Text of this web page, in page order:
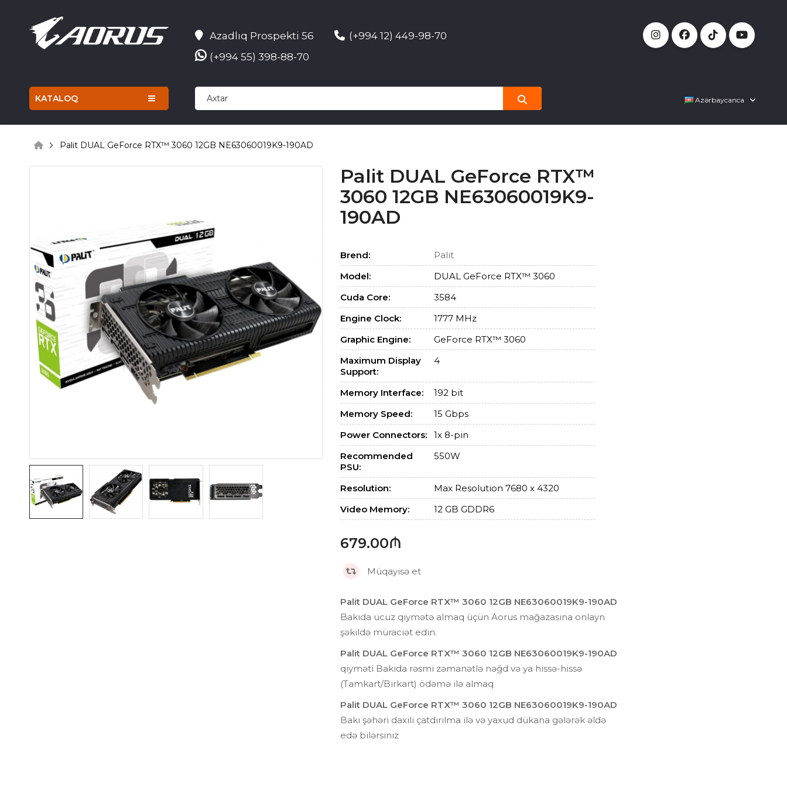
Azadlıq Prospekti 56
(+994 12) 449-98-70
(+994 55) 398-88-70
KATALOQ Azərbaycanca
Palit DUAL GeForce RTX™ 3060 12GB NE63060019K9-190AD
Palit DUAL GeForce RTX™
3060 12GB NE63060019K9-
190AD
Brend:
Palit
Model:
DUAL GeForce RTX™ 3060
Cuda Core:
3584
Engine Clock:
1777 MHz
Graphic Engine:
GeForce RTX™ 3060
Maximum Display
Support:
4
Memory Interface:
192 bit
Memory Speed:
15 Gbps
Power Connectors:
1x 8-pin
Recommended
PSU:
550W
Resolution:
Max Resolution 7680 x 4320
Video Memory:
12 GB GDDR6
679.00₼
Müqayisə et
Palit DUAL GeForce RTX™ 3060 12GB NE63060019K9-190AD
Bakıda ucuz qiymətə almaq üçün Aorus mağazasına onlayn
şəkildə müraciət edin.
Palit DUAL GeForce RTX™ 3060 12GB NE63060019K9-190AD
qiyməti Bakıda rəsmi zəmanətlə nəğd və ya hissə-hissə
(Tamkart/Birkart) ödəmə ilə almaq
Palit DUAL GeForce RTX™ 3060 12GB NE63060019K9-190AD
Bakı şəhəri daxili çatdırılma ilə və yaxud dükana gələrək əldə
edə bilərsiniz